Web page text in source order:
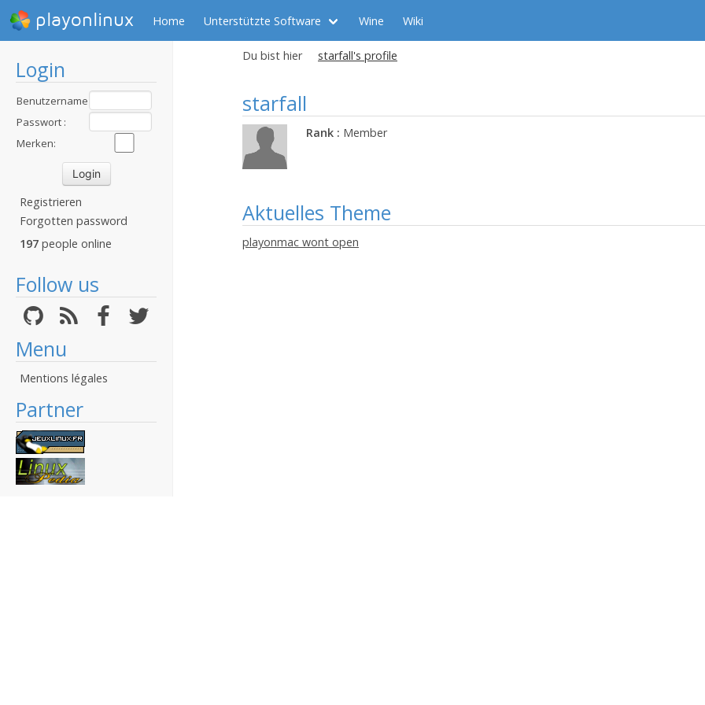
playonlinux Home Unterstützte Software Wine Wiki
Login
Benutzername
:Passwort :
Merken:
Registrieren
Forgotten password
197 people online
Follow us
Menu
Mentions légales
Partner
Du bist hier starfall's profile
starfall
Rank : Member
Aktuelles Theme
playonmac wont open